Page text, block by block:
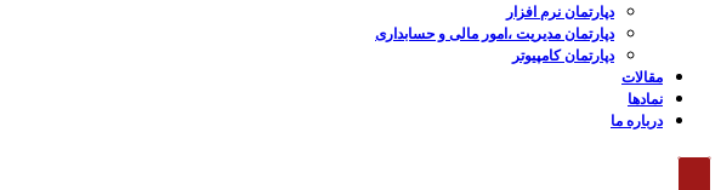
دپارتمان نرم افزار
دپارتمان مدیریت ،امور مالی و حسابداری
دپارتمان کامپیوتر
مقالات
نمادها
درباره ما